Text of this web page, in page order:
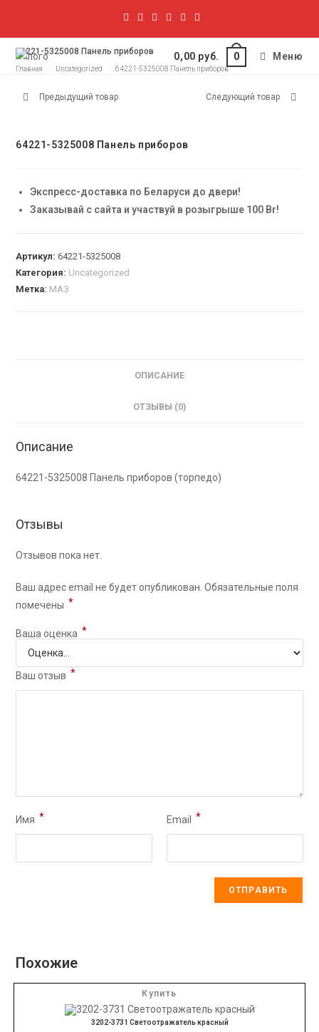
0,00 руб. 0 Меню
64221-5325008 Панель приборов
Главная Uncategorized 64221-5325008 Панель приборов
Предыдущий товар Следующий товар
64221-5325008 Панель приборов
Экспресс-доставка по Беларуси до двери!
Заказывай с сайта и участвуй в розыгрыше 100 Br!
Артикул:64221-5325008
Категория: Uncategorized
Метка: МАЗ
ОПИСАНИЕ
ОТЗЫВЫ (0)
Описание
64221-5325008 Панель приборов (торпедо)
Отзывы
Отзывов пока нет.
Ваш адрес email не будет опубликован. Обязательные поля
помечены *
Ваша оценка *
Ваш отзыв *
Имя * Email *
Похожие
Купить
3202-3731 Светоотражатель красный